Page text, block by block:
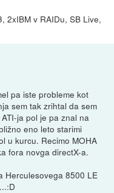
2xIBM v RAIDu, SB Live,
pa iste probleme kot
sem tak zrihtal da sem
ja pol je pa znal na
eno leto starimi
u kurcu. Recimo MOHA
fora novga directX-a.
Herculesovega 8500 LE